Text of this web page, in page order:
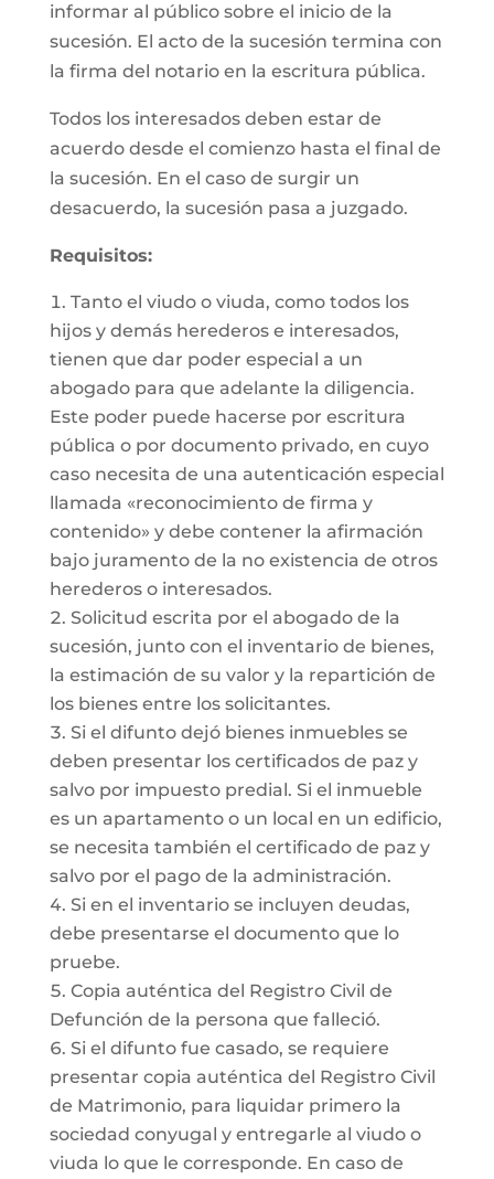
informar al público sobre el inicio de la
sucesión. El acto de la sucesión termina con
la firma del notario en la escritura pública.
Todos los interesados deben estar de
acuerdo desde el comienzo hasta el final de
la sucesión. En el caso de surgir un
desacuerdo, la sucesión pasa a juzgado.
Requisitos:
Tanto el viudo o viuda, como todos los
hijos y demás herederos e interesados,
tienen que dar poder especial a un
abogado para que adelante la diligencia.
Este poder puede hacerse por escritura
pública o por documento privado, en cuyo
caso necesita de una autenticación especial
llamada «reconocimiento de firma y
contenido» y debe contener la afirmación
bajo juramento de la no existencia de otros
herederos o interesados.
Solicitud escrita por el abogado de la
sucesión, junto con el inventario de bienes,
la estimación de su valor y la repartición de
los bienes entre los solicitantes.
Si el difunto dejó bienes inmuebles se
deben presentar los certificados de paz y
salvo por impuesto predial. Si el inmueble
es un apartamento o un local en un edificio,
se necesita también el certificado de paz y
salvo por el pago de la administración.
Si en el inventario se incluyen deudas,
debe presentarse el documento que lo
pruebe.
Copia auténtica del Registro Civil de
Defunción de la persona que falleció.
Si el difunto fue casado, se requiere
presentar copia auténtica del Registro Civil
de Matrimonio, para liquidar primero la
sociedad conyugal y entregarle al viudo o
viuda lo que le corresponde. En caso de